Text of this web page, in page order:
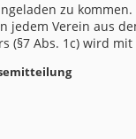
zu
Verein aus
(§7 Abs. 1c) wird